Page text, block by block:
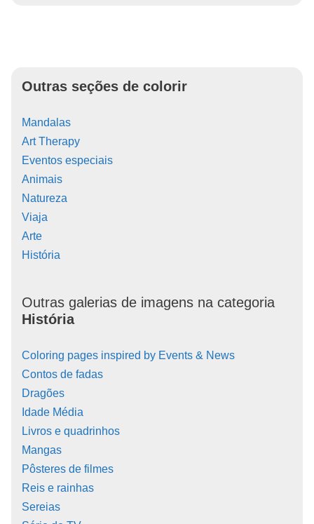
Outras seções de colorir
Mandalas
Art Therapy
Eventos especiais
Animais
Natureza
Viaja
Arte
História
Outras galerias de imagens na categoria
História
Coloring pages inspired by Events & News
Contos de fadas
Dragões
Idade Média
Livros e quadrinhos
Mangas
Pôsteres de filmes
Reis e rainhas
Sereias